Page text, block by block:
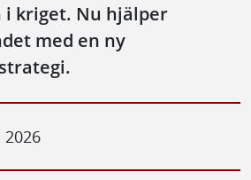
kriget. Nu hjälper
med en ny
2026